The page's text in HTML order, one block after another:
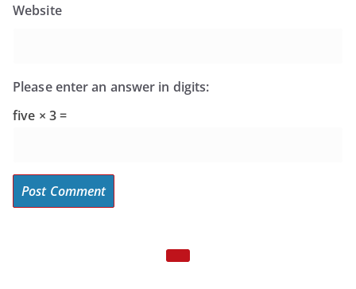
Website
Please enter an answer in digits:
five × 3 =